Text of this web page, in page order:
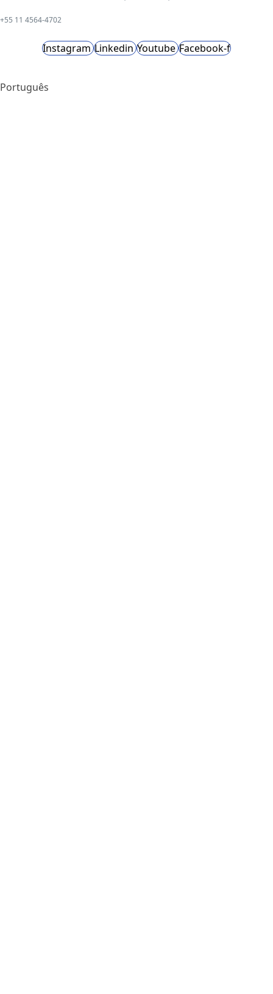
+55 11 4564-4702
Instagram Linkedin Youtube Facebook-f
Português